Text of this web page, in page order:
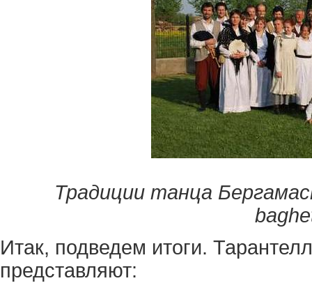
Традиции танца
Итак, подведем итоги.
представляют: